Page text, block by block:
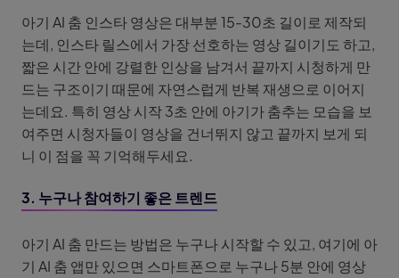
아기 AI 춤 인스타 영상은 대부분 15-30초 길이로 제작되
는데, 인스타 릴스에서 가장 선호하는 영상 길이기도 하고,
짧은 시간 안에 강렬한 인상을 남겨서 끝까지 시청하게 만
드는 구조이기 때문에 자연스럽게 반복 재생으로 이어지
는데요. 특히 영상 시작 3초 안에 아기가 춤추는 모습을 보
여주면 시청자들이 영상을 건너뛰지 않고 끝까지 보게 되
니 이 점을 꼭 기억해두세요.
3. 누구나 참여하기 좋은 트렌드
아기 AI 춤 만드는 방법은 누구나 시작할 수 있고, 여기에 아
기 AI 춤 앱만 있으면 스마트폰으로 누구나 5분 안에 영상